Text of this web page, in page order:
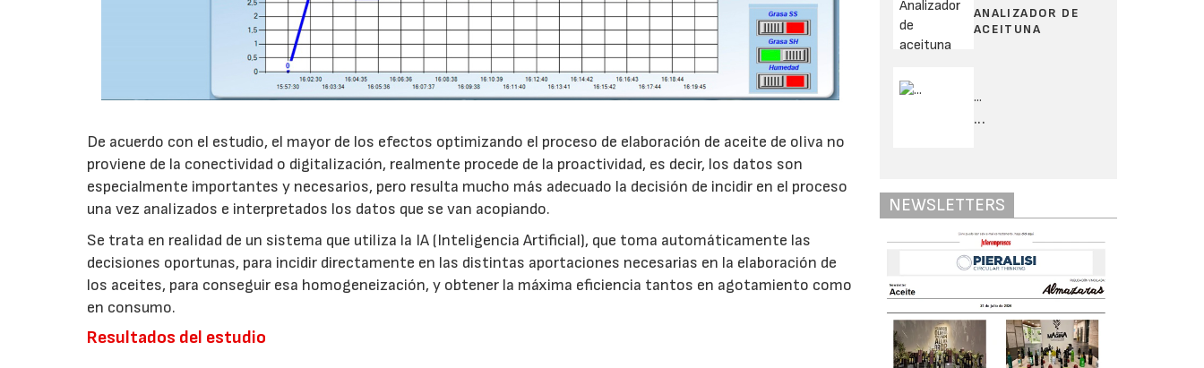
De acuerdo con el estudio, el mayor de los efectos optimizando el proceso de elaboración de aceite de oliva no
proviene de la conectividad o digitalización, realmente procede de la proactividad, es decir, los datos son
especialmente importantes y necesarios, pero resulta mucho más adecuado la decisión de incidir en el proceso
una vez analizados e interpretados los datos que se van acopiando.
Se trata en realidad de un sistema que utiliza la IA (Inteligencia Artificial), que toma automáticamente las
decisiones oportunas, para incidir directamente en las distintas aportaciones necesarias en la elaboración de
los aceites, para conseguir esa homogeneización, y obtener la máxima eficiencia tantos en agotamiento como
en consumo.
Resultados del estudio
ANALIZADOR DE
ACEITUNA
...
...
NEWSLETTERS